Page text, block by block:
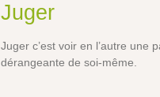
Juger
Juger c’est voir en l’autre une
dérangeante de soi-même.